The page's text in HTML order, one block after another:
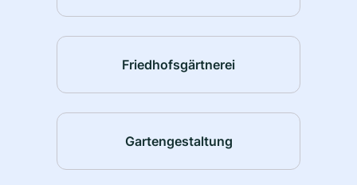
Friedhofsgärtnerei
Gartengestaltung